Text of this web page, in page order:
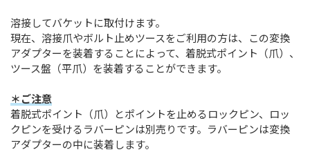
溶接してバケットに取付けます。
現在、溶接爪やボルト止めツースをご利用の方は、この変換
アダプターを装着することによって、着脱式ポイント（爪）、
ツース盤（平爪）を装着することができます。
＊ご注意
着脱式ポイント（爪）とポイントを止めるロックピン、ロッ
クピンを受けるラバーピンは別売りです。ラバーピンは変換
アダプターの中に装着します。